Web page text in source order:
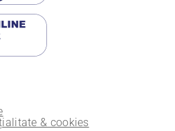
& cookies